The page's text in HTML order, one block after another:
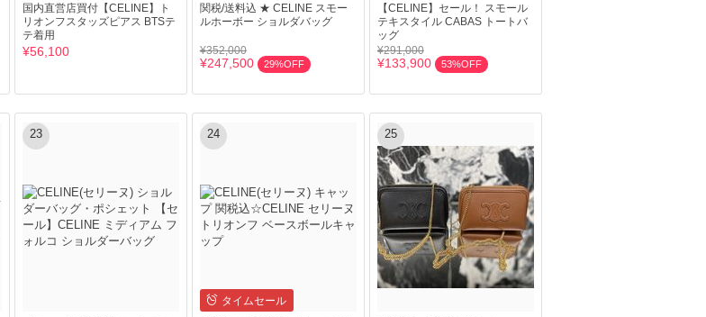
国内直営店買付【CELINE】ト
リオンフスタッズピアス BTSテ
テ着用
¥56,100
関税/送料込 ★ CELINE スモー
ルホーボー ショルダバッグ
¥352,000
¥247,500 29%OFF
【CELINE】セール！ スモール
テキスタイル CABAS トートバ
ッグ
¥291,000
¥133,900 53%OFF
23 24
タイムセール
25